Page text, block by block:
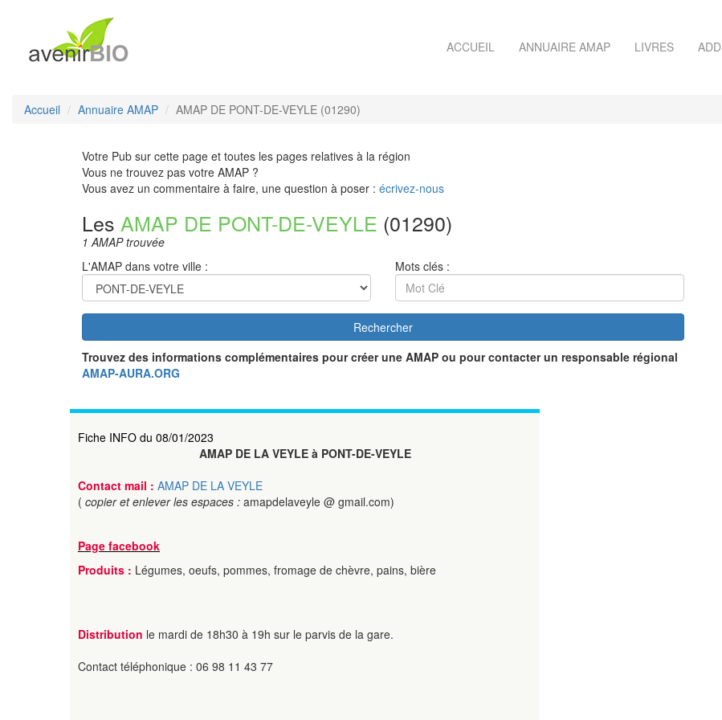
ACCUEIL ANNUAIRE AMAP LIVRES
Accueil Annuaire AMAP AMAP DE PONT-DE-VEYLE (01290)
Votre Pub sur cette page et toutes les pages relatives à la région
Vous ne trouvez pas votre AMAP ?
Vous avez un commentaire à faire, une question à poser : écrivez-nous
Les AMAP DE PONT-DE-VEYLE (01290)
1 AMAP trouvée
L'AMAP dans votre ville :
Mots clés :
Rechercher
Trouvez des informations complémentaires pour créer une AMAP ou pour contacter un responsable régional
AMAP-AURA.ORG
Fiche INFO du 08/01/2023
AMAP DE LA VEYLE à PONT-DE-VEYLE
Contact mail : AMAP DE LA VEYLE
( copier et enlever les espaces : amapdelaveyle @ gmail.com)
Page facebook
Produits : Légumes, oeufs, pommes, fromage de chèvre, pains, bière
Distribution le mardi de 18h30 à 19h sur le parvis de la gare.
Contact téléphonique : 06 98 11 43 77